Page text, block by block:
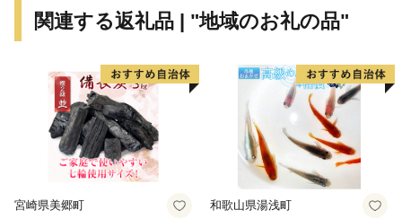
が慶長6年（1601年）に加古川の流れを高砂に導いて加
本格的な町づくりが進められ、加古川流域の物資の集散
地になってからのことです。この時代には付近の村々で
は米作りのほか製塩業や綿業、採石業などの地場産業が
発達し、商品流通も盛んに行われました。
近現代になると大阪や神戸などの大都市に近いことや豊
富な用水があること、埋め立てしやすい遠浅の海岸など
関連する返礼品 | "地域のお礼の品"
宮崎県美郷町 和歌山県湯浅町